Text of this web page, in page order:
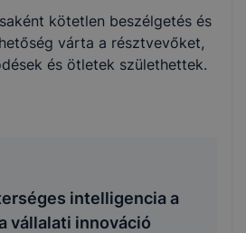
kötetlen beszélgetés és
várta a résztvevőket,
és ötletek születhettek.
intelligencia a
vállalati innováció